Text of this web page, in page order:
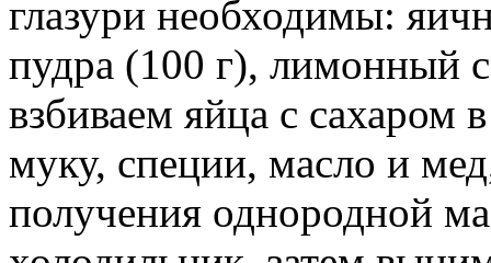
глазури необходимы:
пудра (100 г), лимонный
взбиваем яйца с сахаром
муку, специи, масло и
получения однородной